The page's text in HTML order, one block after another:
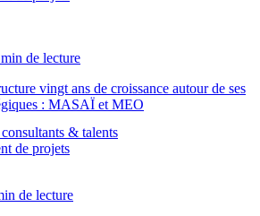
de lecture
vingt ans de croissance autour de ses
: MASAÏ et MEO
& talents
de projets
de lecture